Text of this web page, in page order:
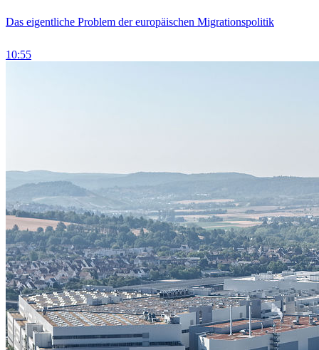
Das eigentliche Problem der europäischen Migrationspolitik
10:55